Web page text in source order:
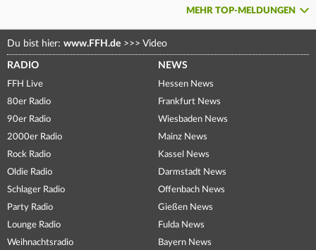
MEHR TOP-MELDUNGEN
Du bist hier: www.FFH.de >>> Video
RADIO
FFH Live
80er Radio
90er Radio
2000er Radio
Rock Radio
Oldie Radio
Schlager Radio
Party Radio
Lounge Radio
Weihnachtsradio
NEWS
Hessen News
Frankfurt News
Wiesbaden News
Mainz News
Kassel News
Darmstadt News
Offenbach News
Gießen News
Fulda News
Bayern News